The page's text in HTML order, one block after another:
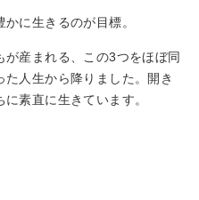
に生きるのが目標。
産まれる、この3つをほぼ同
人生から降りました。開き
素直に生きています。